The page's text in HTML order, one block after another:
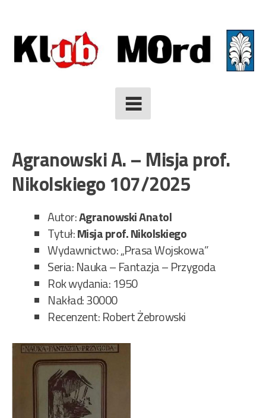
to
content
Agranowski A. – Misja prof.
Nikolskiego 107/2025
Autor:Agranowski Anatol
Tytuł:Misja prof. Nikolskiego
Wydawnictwo: „Prasa Wojskowa”
Seria: Nauka – Fantazja – Przygoda
Rok wydania: 1950
Nakład: 30000
Recenzent: Robert Żebrowski